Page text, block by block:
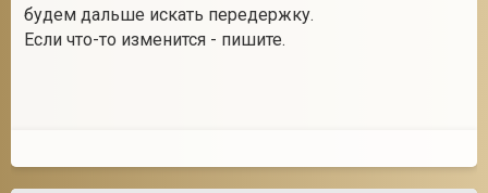
будем дальше искать передержку.
Если что-то изменится - пишите.